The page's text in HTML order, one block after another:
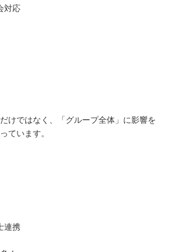
対応
けではなく、「グループ全体」に影響を
ています。
連携